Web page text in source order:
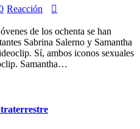
Reacción
de los ochenta se han
Sabrina Salerno y Samantha
Sí, ambos iconos sexuales
Samantha…